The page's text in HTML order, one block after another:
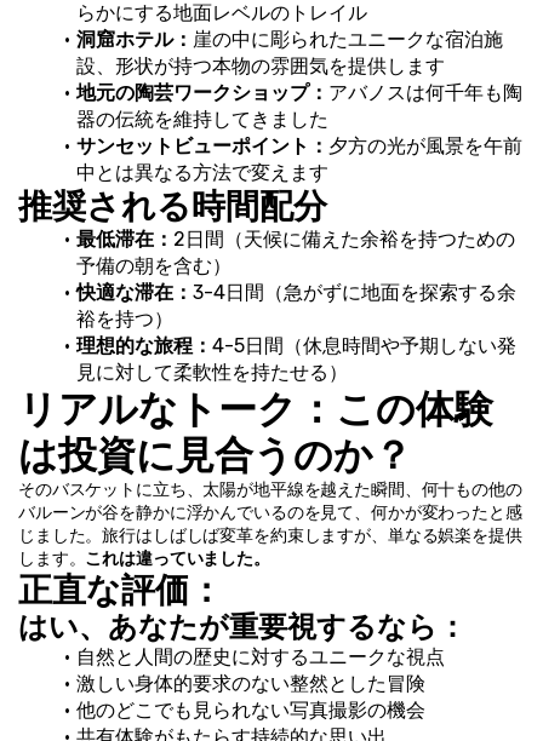
らかにする地面レベルのトレイル
洞窟ホテル： 崖の中に彫られたユニークな宿泊施
設、形状が持つ本物の雰囲気を提供します
地元の陶芸ワークショップ： アバノスは何千年も陶
器の伝統を維持してきました
サンセットビューポイント： 夕方の光が風景を午前
中とは異なる方法で変えます
推奨される時間配分
最低滞在： 2日間（天候に備えた余裕を持つための
予備の朝を含む）
快適な滞在： 3-4日間（急がずに地面を探索する余
裕を持つ）
理想的な旅程： 4-5日間（休息時間や予期しない発
見に対して柔軟性を持たせる）
リアルなトーク：この体験
は投資に見合うのか？
そのバスケットに立ち、太陽が地平線を越えた瞬間、何十もの他の
バルーンが谷を静かに浮かんでいるのを見て、何かが変わったと感
じました。旅行はしばしば変革を約束しますが、単なる娯楽を提供
します。 これは違っていました。
正直な評価：
はい、あなたが重要視するなら：
自然と人間の歴史に対するユニークな視点
激しい身体的要求のない整然とした冒険
他のどこでも見られない写真撮影の機会